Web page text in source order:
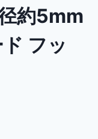
約5mm
フッ